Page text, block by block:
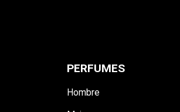
PERFUMES
Hombre